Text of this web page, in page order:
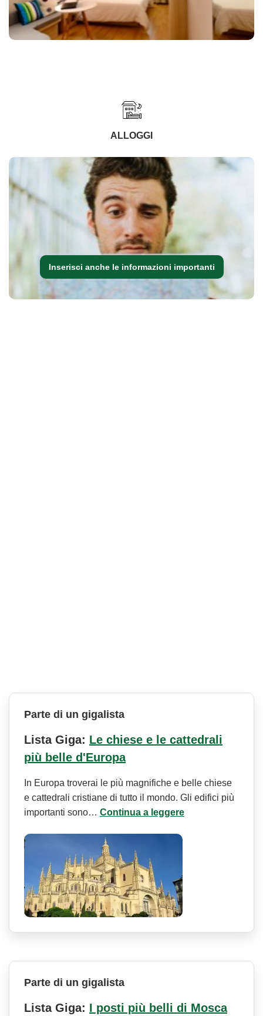
ALLOGGI
Inserisci anche le informazioni importanti
Parte di un gigalista
Lista Giga: Le chiese e le cattedrali
più belle d'Europa
In Europa troverai le più magnifiche e belle chiese
e cattedrali cristiane di tutto il mondo. Gli edifici più
importanti sono… Continua a leggere
Parte di un gigalista
Lista Giga: I posti più belli di Mosca